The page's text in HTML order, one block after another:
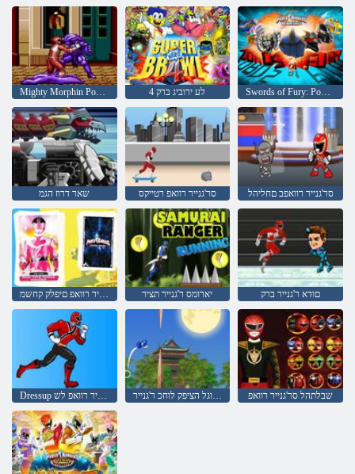
Mighty Morphin Power Rangers טרסה 4 לע ירוביג ברק Swords of Fury: Power Rangers MegaForce
שאר דרוז הגמ סר'גנייר רוואפ רטייקס סר'גנייר רוואפב םחליהל
סר'גנייר רוואפ םיפלק קחשמ יארומס ר'גנייר תציר םודא ר'גנייר ברק
הבוגל הציפק לוחכ ר'גנייר שבלתהל סר'גנייר רוואפ